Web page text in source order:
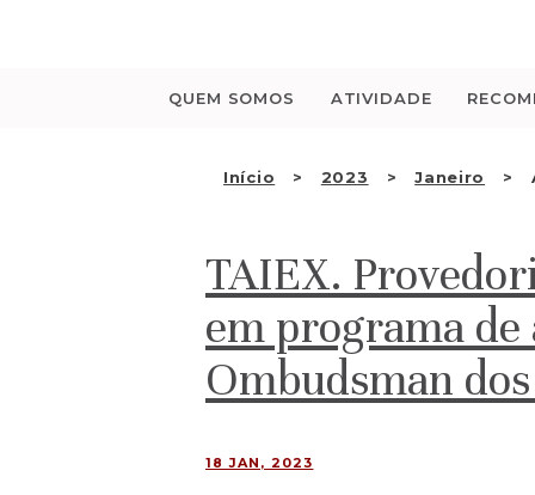
QUEM SOMOS ATIVIDADE
Início 2023 Janeiro
TAIEX.
em programa de
Ombudsman
18 JAN, 2023